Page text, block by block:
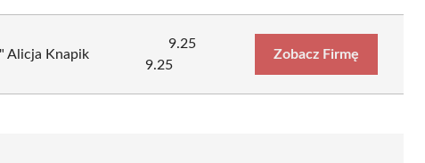
Alicja Knapik
9.25
9.25
Zobacz Firmę